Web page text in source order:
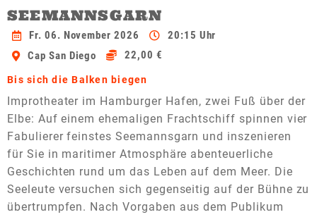
SEEMANNSGARN
Fr. 06. November 2026
20:15 Uhr
Cap San Diego
22,00 €
Bis sich die Balken biegen
Improtheater im Hamburger Hafen, zwei Fuß über der
Elbe: Auf einem ehemaligen Frachtschiff spinnen vier
Fabulierer feinstes Seemannsgarn und inszenieren
für Sie in maritimer Atmosphäre abenteuerliche
Geschichten rund um das Leben auf dem Meer. Die
Seeleute versuchen sich gegenseitig auf der Bühne zu
übertrumpfen. Nach Vorgaben aus dem Publikum